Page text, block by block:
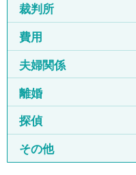
裁判所
費用
夫婦関係
離婚
探偵
その他